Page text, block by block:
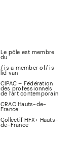
Le pôle est membre
du
/ is a member of/is
lid van
CIPAC – Fédération
des professionnels
de l’art contemporain
CRAC Hauts-de-
France
Collectif HFX+ Hauts-
de-France